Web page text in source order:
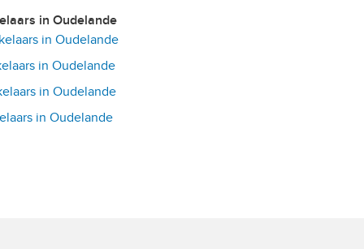
in Oudelande
in Oudelande
in Oudelande
in Oudelande
in Oudelande